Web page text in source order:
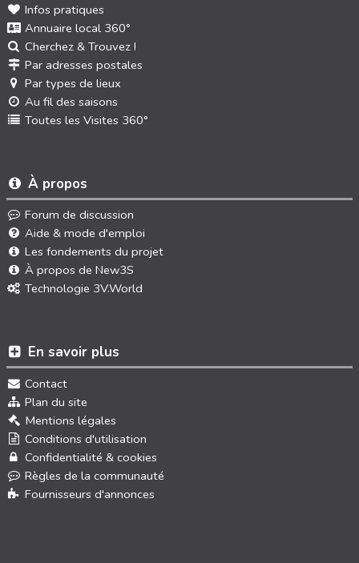
En savoir plus
Contact
Plan du site
Mentions légales
Conditions d'utilisation
Confidentialité & cookies
Règles de la communauté
Fournisseurs d'annonces
Infos pratiques
Annuaire local 360°
Cherchez & Trouvez !
Par adresses postales
Par types de lieux
Au fil des saisons
Toutes les Visites 360°
À propos
Forum de discussion
Aide & mode d'emploi
Les fondements du projet
À propos de New3S
Technologie 3V.World